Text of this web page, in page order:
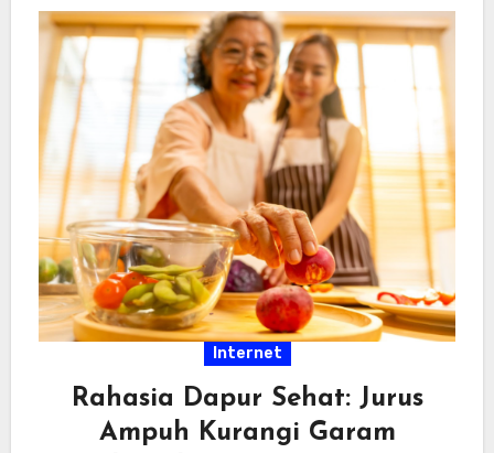
Internet
Rahasia Dapur Sehat: Jurus
Ampuh Kurangi Garam